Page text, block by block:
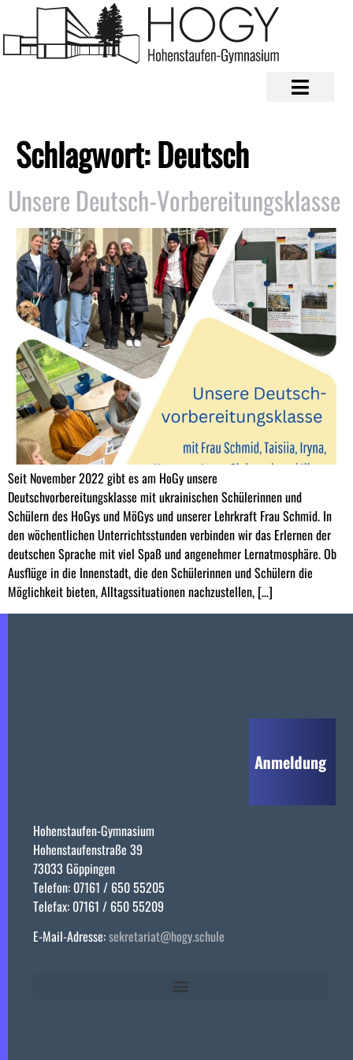
Schlagwort:Deutsch
Unsere Deutsch-Vorbereitungsklasse
Seit November 2022 gibt es am HoGy unsere
Deutschvorbereitungsklasse mit ukrainischen Schülerinnen und
Schülern des HoGys und MöGys und unserer Lehrkraft Frau Schmid. In
den wöchentlichen Unterrichtsstunden verbinden wir das Erlernen der
deutschen Sprache mit viel Spaß und angenehmer Lernatmosphäre. Ob
Ausflüge in die Innenstadt, die den Schülerinnen und Schülern die
Möglichkeit bieten, Alltagssituationen nachzustellen, […]
Hohenstaufen-Gymnasium
Hohenstaufenstraße 39
73033 Göppingen
Telefon: 07161 / 650 55205
Telefax: 07161 / 650 55209
E-Mail-Adresse:sekretariat@hogy.schule